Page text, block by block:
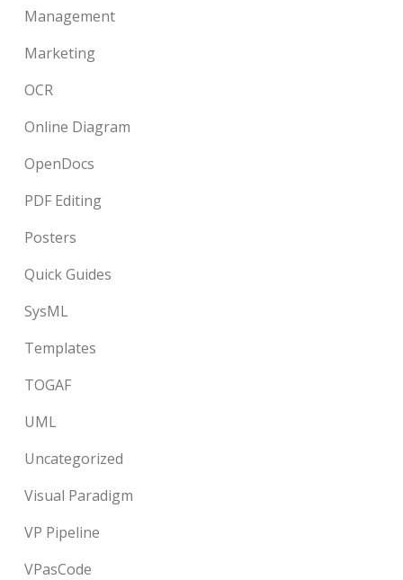
Management
Marketing
OCR
Online Diagram
OpenDocs
PDF Editing
Posters
Quick Guides
SysML
Templates
TOGAF
UML
Uncategorized
Visual Paradigm
VP Pipeline
VPasCode